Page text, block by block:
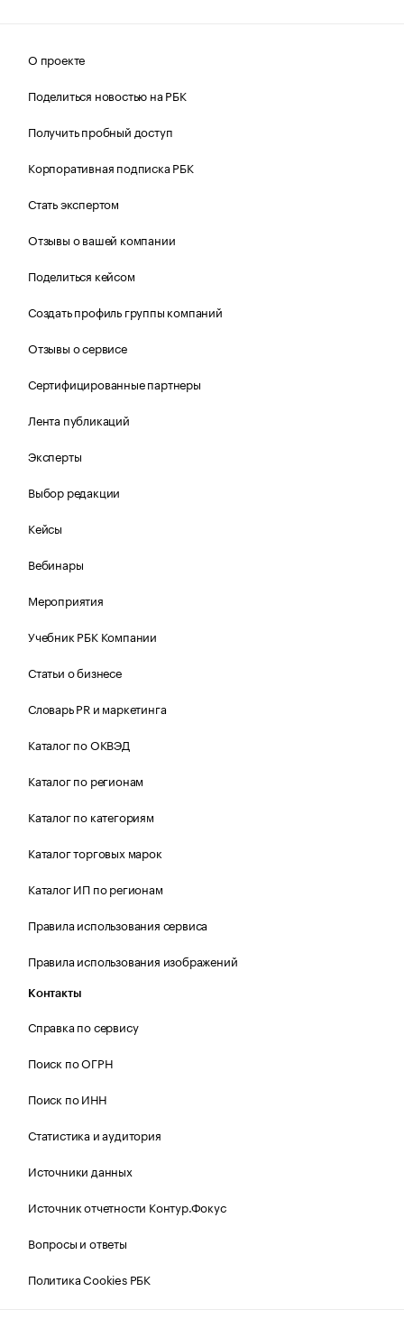
О проекте
Поделиться новостью на РБК
Получить пробный доступ
Корпоративная подписка РБК
Стать экспертом
Отзывы о вашей компании
Поделиться кейсом
Создать профиль группы компаний
Отзывы о сервисе
Сертифицированные партнеры
Лента публикаций
Эксперты
Выбор редакции
Кейсы
Вебинары
Мероприятия
Учебник РБК Компании
Статьи о бизнесе
Словарь PR и маркетинга
Каталог по ОКВЭД
Каталог по регионам
Каталог по категориям
Каталог торговых марок
Каталог ИП по регионам
Правила использования сервиса
Правила использования изображений
Контакты
Справка по сервису
Поиск по ОГРН
Поиск по ИНН
Статистика и аудитория
Источники данных
Источник отчетности Контур.Фокус
Вопросы и ответы
Политика Cookies РБК